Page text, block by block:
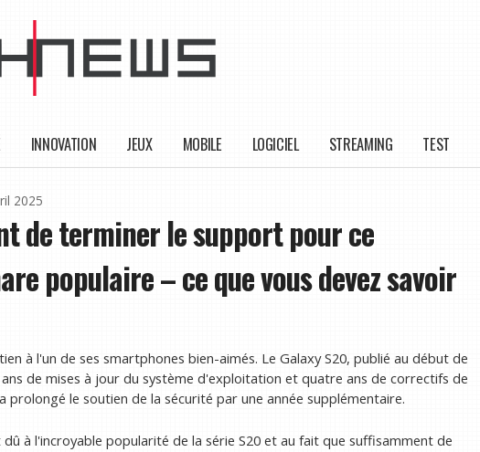
INNOVATION JEUX MOBILE LOGICIEL STREAMING TEST
2025
de terminer le support pour ce
populaire – ce que vous devez savoir
à l'un de ses smartphones bien-aimés. Le Galaxy S20, publié au début de
de mises à jour du système d'exploitation et quatre ans de correctifs de
prolongé le soutien de la sécurité par une année supplémentaire.
à l'incroyable popularité de la série S20 et au fait que suffisamment de